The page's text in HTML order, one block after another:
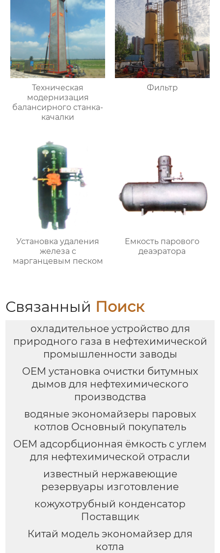
Техническая
модернизация
балансирного станка-
качалки
Фильтр
Установка удаления
железа с
марганцевым песком
Емкость парового
деаэратора
Связанный Поиск
охладительное устройство для
природного газа в нефтехимической
промышленности заводы
OEM установка очистки битумных
дымов для нефтехимического
производства
водяные экономайзеры паровых
котлов Основный покупатель
OEM адсорбционная ёмкость с углем
для нефтехимической отрасли
известный нержавеющие
резервуары изготовление
кожухотрубный конденсатор
Поставщик
Китай модель экономайзер для
котла